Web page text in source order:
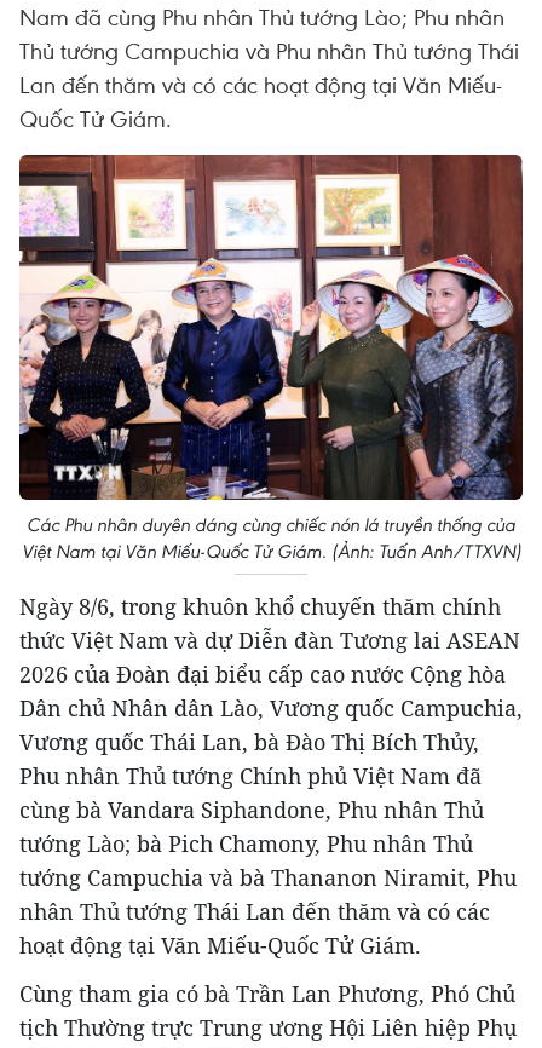
Nam đã cùng Phu nhân Thủ tướng Lào; Phu nhân
Thủ tướng Campuchia và Phu nhân Thủ tướng Thái
Lan đến thăm và có các hoạt động tại Văn Miếu-
Quốc Tử Giám.
Các Phu nhân duyên dáng cùng chiếc nón lá truyền thống của
Việt Nam tại Văn Miếu-Quốc Tử Giám. (Ảnh: Tuấn Anh/TTXVN)
Ngày 8/6, trong khuôn khổ chuyến thăm chính
thức Việt Nam và dự Diễn đàn Tương lai ASEAN
2026 của Đoàn đại biểu cấp cao nước Cộng hòa
Dân chủ Nhân dân Lào, Vương quốc Campuchia,
Vương quốc Thái Lan, bà Đào Thị Bích Thủy,
Phu nhân Thủ tướng Chính phủ Việt Nam đã
cùng bà Vandara Siphandone, Phu nhân Thủ
tướng Lào; bà Pich Chamony, Phu nhân Thủ
tướng Campuchia và bà Thananon Niramit, Phu
nhân Thủ tướng Thái Lan đến thăm và có các
hoạt động tại Văn Miếu-Quốc Tử Giám.
Cùng tham gia có bà Trần Lan Phương, Phó Chủ
tịch Thường trực Trung ương Hội Liên hiệp Phụ